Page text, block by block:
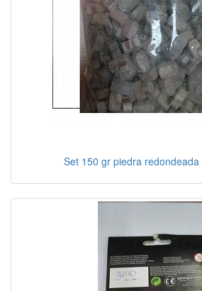
Set 150 gr piedra